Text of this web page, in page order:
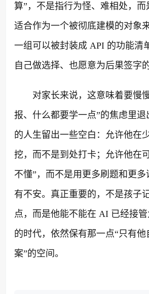
算”，不是指行为怪、难相处，
适合作为一个被彻底建模的对象
一组可以被封装成 API 的功能清
自己做选择、也愿意为后果签字的
对家长来说，这意味着要慢
报、什么都要学一点”的焦虑里
的人生留出一些空白：允许他在
挖，而不是到处打卡；允许他在
不懂”，而不是用更多刷题和更
有不安。真正重要的，不是孩子
点，而是他能不能在 AI 已经接管
的时代，依然保有那一点“只有
案”的空间。